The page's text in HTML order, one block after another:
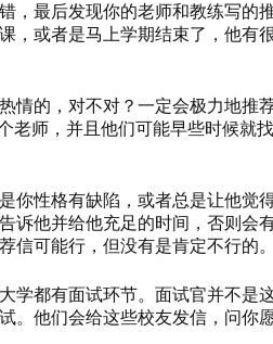
，最后发现你的老师和教练写的
，或者是马上学期结束了，他有
情的，对不对？一定会极力地推
老师，并且他们可能早些时候就
你性格有缺陷，或者总是让他觉
诉他并给他充足的时间，否则会
可能行，但没有是肯定不行的。
学都有面试环节。面试官并不是
。他们会给这些校友发信，问你